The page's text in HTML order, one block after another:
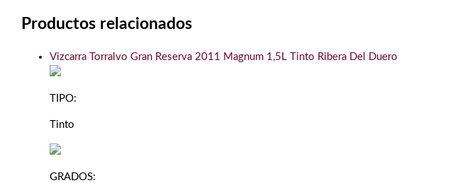
Productos relacionados
Vizcarra Torralvo Gran Reserva 2011 Magnum 1,5L Tinto Ribera Del Duero
TIPO:
Tinto
GRADOS: